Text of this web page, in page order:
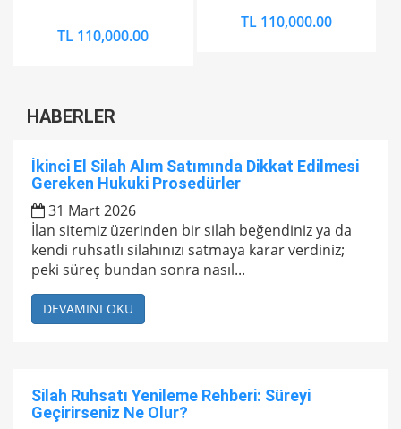
TL 110,000.00
TL 110,000.00
HABERLER
İkinci El Silah Alım Satımında Dikkat Edilmesi
Gereken Hukuki Prosedürler
31 Mart 2026
İlan sitemiz üzerinden bir silah beğendiniz ya da
kendi ruhsatlı silahınızı satmaya karar verdiniz;
peki süreç bundan sonra nasıl...
DEVAMINI OKU
Silah Ruhsatı Yenileme Rehberi: Süreyi
Geçirirseniz Ne Olur?